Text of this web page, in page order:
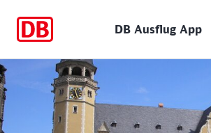
DB Ausflug App